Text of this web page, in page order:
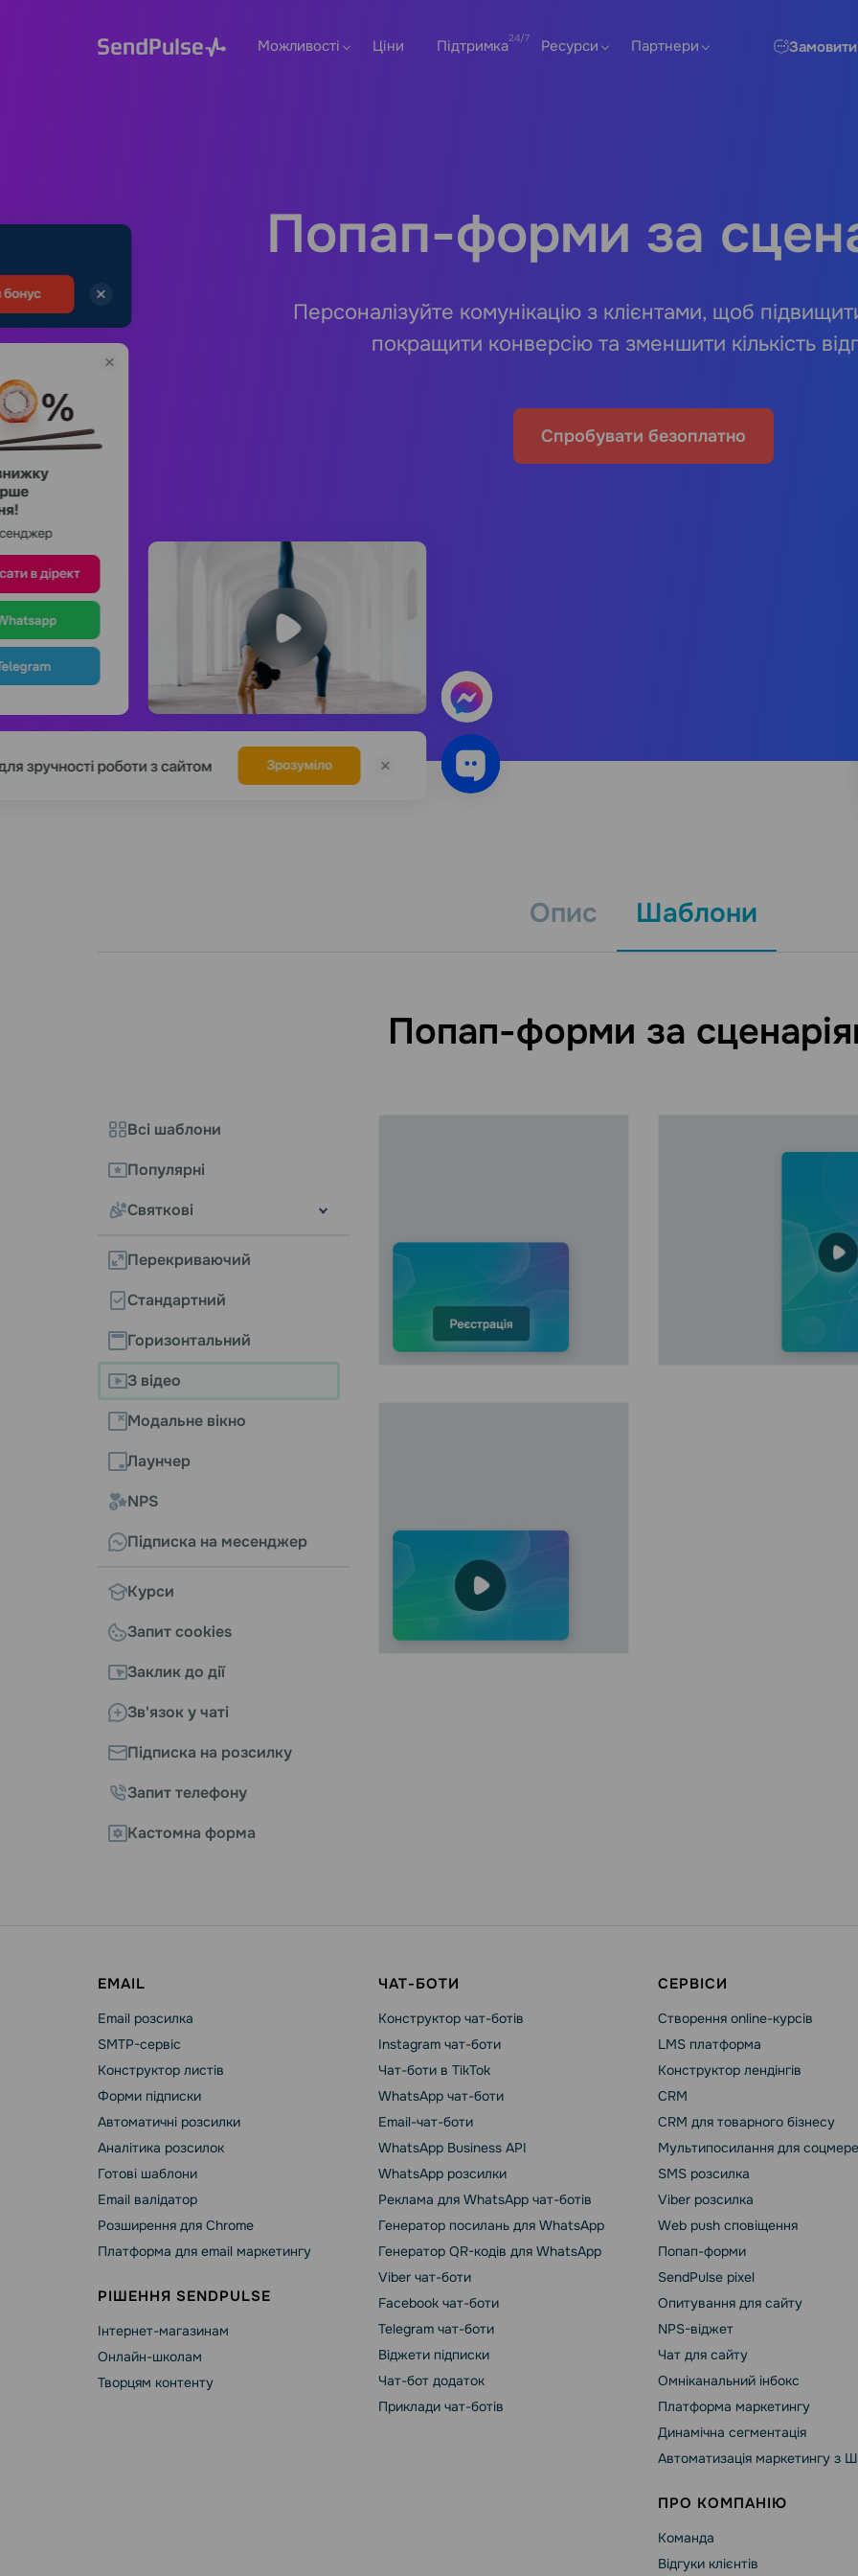
Можливості Ціни Підтримка Ресурси Партнери
Попап-форми за
Персоналізуйте комунікацію з клієнтами, щоб
покращити конверсію та зменшити кількість
Спробувати безоплатно
Опис Шаблони
Попап-форми за
Всі шаблони
Популярні
Святкові
Перекриваючий
Стандартний
Горизонтальний
З відео
Модальне вікно
Лаунчер
NPS
Підписка на месенджер
Курси
Запит cookies
Заклик до дії
Зв'язок у чаті
Підписка на розсилку
Запит телефону
Кастомна форма
EMAIL
Email розсилка
SMTP-сервіс
Конструктор листів
Форми підписки
Автоматичні розсилки
Аналітика розсилок
Готові шаблони
Email валідатор
Розширення для Chrome
Платформа для email маркетингу
РІШЕННЯ SENDPULSE
Інтернет-магазинам
Онлайн-школам
Творцям контенту
ЧАТ-БОТИ
Конструктор чат-ботів
Instagram чат-боти
Чат-боти в TikTok
WhatsApp чат-боти
Email-чат-боти
WhatsApp Business API
WhatsApp розсилки
Реклама для WhatsApp чат-ботів
Генератор посилань для WhatsApp
Генератор QR-кодів для WhatsApp
Viber чат-боти
Facebook чат-боти
Telegram чат-боти
Віджети підписки
Чат-бот додаток
Приклади чат-ботів
СЕРВІСИ
Створення online-курсів
LMS платформа
Конструктор лендінгів
CRM
CRM для товарного бізнесу
Мультипосилання для
SMS розсилка
Viber розсилка
Web push сповіщення
Попап-форми
SendPulse pixel
Опитування для сайту
NPS-віджет
Чат для сайту
Омніканальний інбокс
Платформа маркетингу
Динамічна сегментація
Автоматизація маркетингу з
ПРО КОМПАНІЮ
Команда
Відгуки клієнтів